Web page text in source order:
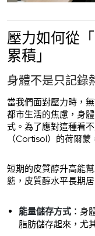
壓力如何從
累積」
身體不是只記錄
當我們面對壓力時，
都市生活的焦慮，身
式。為了應對這種看
（Cortisol）的荷爾
短期的皮質醇升高能
態，皮質醇水平長期
能量儲存方式 ：身
脂肪儲存起來，尤